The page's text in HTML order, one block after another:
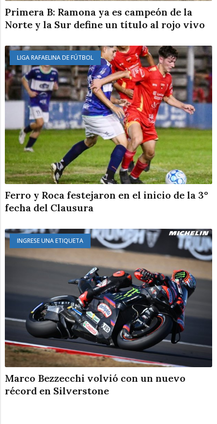
Primera B: Ramona ya es campeón de la
Norte y la Sur define un título al rojo vivo
LIGA RAFAELINA DE FÚTBOL
Ferro y Roca festejaron en el inicio de la 3°
fecha del Clausura
INGRESE UNA ETIQUETA
Marco Bezzecchi volvió con un nuevo
récord en Silverstone